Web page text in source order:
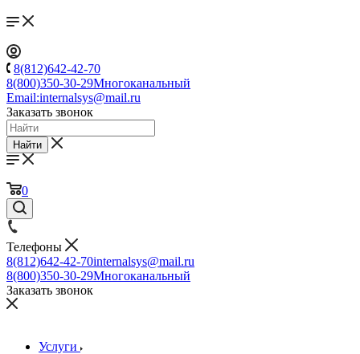
8(812)642-42-70
8(800)350-30-29Многоканальный
Email:internalsys@mail.ru
Заказать звонок
Найти
0
Телефоны
8(812)642-42-70internalsys@mail.ru
8(800)350-30-29Многоканальный
Заказать звонок
Услуги